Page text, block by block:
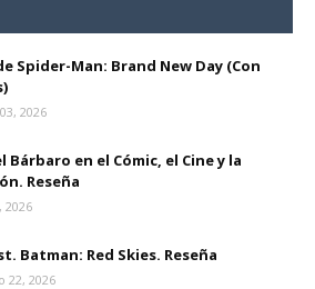
Spider-Man: Brand New Day (Con
2026
Bárbaro en el Cómic, el Cine y la
Reseña
2026
Batman: Red Skies. Reseña
22, 2026